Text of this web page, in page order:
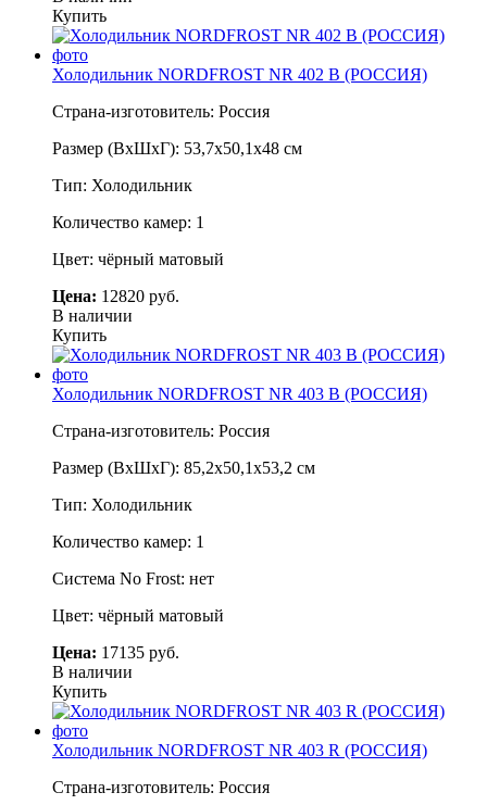
Купить
Холодильник NORDFROST NR 402 B (РОССИЯ)
Страна-изготовитель: Россия
Размер (ВхШхГ): 53,7х50,1х48 см
Тип: Холодильник
Количество камер: 1
Цвет: чёрный матовый
Цена: 12820 руб.
В наличии
Купить
Холодильник NORDFROST NR 403 B (РОССИЯ)
Страна-изготовитель: Россия
Размер (ВхШхГ): 85,2х50,1х53,2 см
Тип: Холодильник
Количество камер: 1
Система No Frost: нет
Цвет: чёрный матовый
Цена: 17135 руб.
В наличии
Купить
Холодильник NORDFROST NR 403 R (РОССИЯ)
Страна-изготовитель: Россия